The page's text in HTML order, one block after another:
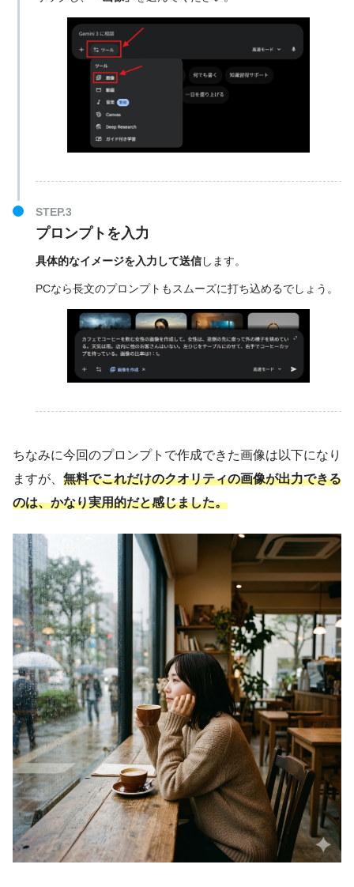
プロンプトを入力
具体的なイメージを入力して送信します。
PCなら長文のプロンプトもスムーズに打ち込めるでしょう。
ちなみに今回のプロンプトで作成できた画像は以下になり
ますが、 無料でこれだけのクオリティの画像が出力できる
のは、かなり実用的だと感じました。